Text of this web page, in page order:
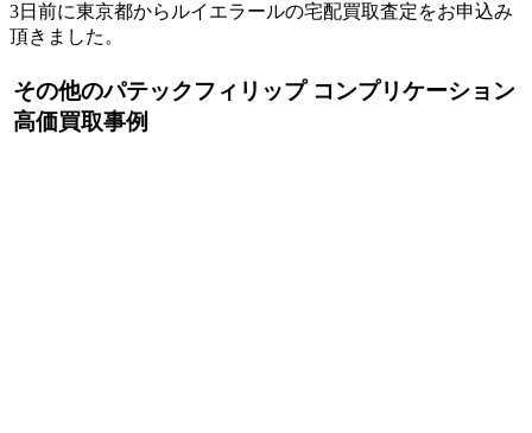
3日前に東京都からルイエラールの宅配買取査定をお申込み
頂きました。
その他のパテックフィリップ コンプリケーション
高価買取事例